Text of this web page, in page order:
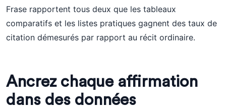
Frase rapportent tous deux que les tableaux
comparatifs et les listes pratiques gagnent des taux de
citation démesurés par rapport au récit ordinaire.
Ancrez chaque affirmation
dans des données